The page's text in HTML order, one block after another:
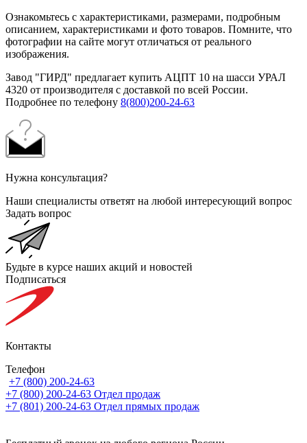
Ознакомьтесь с характеристиками, размерами, подробным
описанием, характеристиками и фото товаров. Помните, что
фотографии на сайте могут отличаться от реального
изображения.
Завод "ГИРД" предлагает купить АЦПТ 10 на шасси УРАЛ
4320 от производителя с доставкой по всей России.
Подробнее по телефону 8(800)200-24-63
Нужна консультация?
Наши специалисты ответят на любой интересующий вопрос
Задать вопрос
Будьте в курсе наших акций и новостей
Подписаться
Контакты
Телефон
+7 (800) 200-24-63
+7 (800) 200-24-63 Отдел продаж
+7 (801) 200-24-63 Отдел прямых продаж